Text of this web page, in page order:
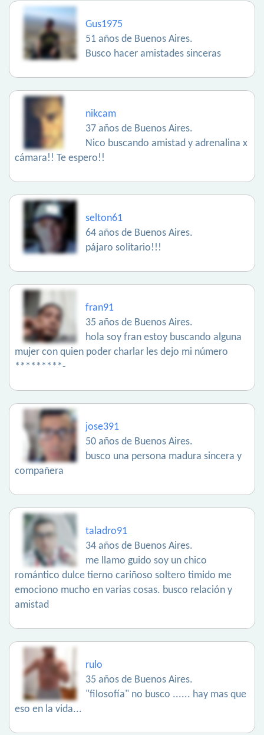
Gus1975
51 años de Buenos Aires.
Busco hacer amistades sinceras
nikcam
37 años de Buenos Aires.
Nico buscando amistad y adrenalina x
cámara!! Te espero!!
selton61
64 años de Buenos Aires.
pájaro solitario!!!
fran91
35 años de Buenos Aires.
hola soy fran estoy buscando alguna
mujer con quien poder charlar les dejo mi número
*********-
jose391
50 años de Buenos Aires.
busco una persona madura sincera y
compañera
taladro91
34 años de Buenos Aires.
me llamo guido soy un chico
romántico dulce tierno cariñoso soltero timido me
emociono mucho en varias cosas. busco relación y
amistad
rulo
35 años de Buenos Aires.
"filosofía" no busco ...... hay mas que
eso en la vida...